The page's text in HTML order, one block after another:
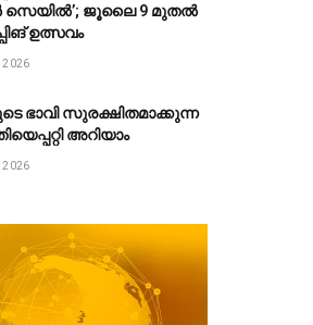
ജൂലൈ 9 മുതൽ
ഉത്സവം
2026
ഭാവി സുരക്ഷിതമാക്കുന്ന
അറിയാം
2026